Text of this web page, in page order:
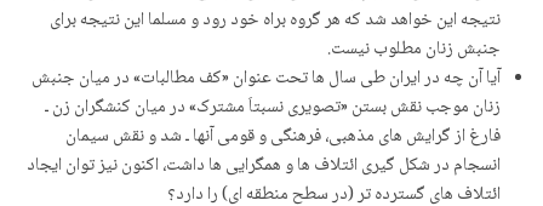
نتیجە این خواهد شد کە هر گروه براه خود رود و مسلما این نتیجە برای
جنبش زنان مطلوب نیست.
آیا آن چه در ایران طی سال ها تحت عنوان «کف مطالبات» در میان جنبش
زنان موجب نقش بستن «تصویری نسبتاَ مشترک» در میان کنشگران زن ـ
فارغ از گرایش های مذهبی، فرهنگی و قومی آنها ـ شد و نقش سیمان
انسجام در شکل گیری ائتلاف ها و همگرایی ها داشت، اکنون نیز توان ایجاد
ائتلاف های گسترده تر (در سطح منطقه ای) را دارد؟